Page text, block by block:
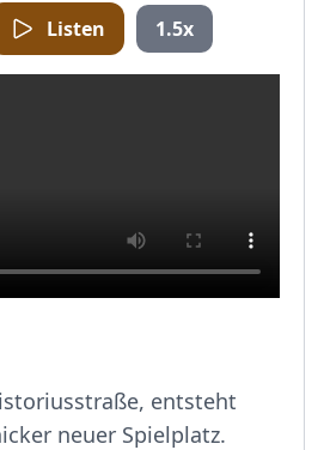
Listen 1.5x
entsteht
neuer Spielplatz.